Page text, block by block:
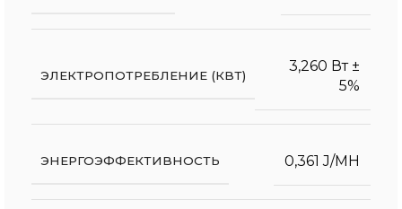
ЭЛЕКТРОПОТРЕБЛЕНИЕ (КВТ)
3,260 Вт ±
5%
ЭНЕРГОЭФФЕКТИВНОСТЬ 0,361 J/MH